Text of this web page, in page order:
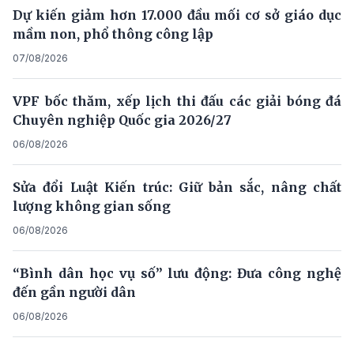
Dự kiến giảm hơn 17.000 đầu mối cơ sở giáo dục
mầm non, phổ thông công lập
07/08/2026
VPF bốc thăm, xếp lịch thi đấu các giải bóng đá
Chuyên nghiệp Quốc gia 2026/27
06/08/2026
Sửa đổi Luật Kiến trúc: Giữ bản sắc, nâng chất
lượng không gian sống
06/08/2026
“Bình dân học vụ số” lưu động: Đưa công nghệ
đến gần người dân
06/08/2026